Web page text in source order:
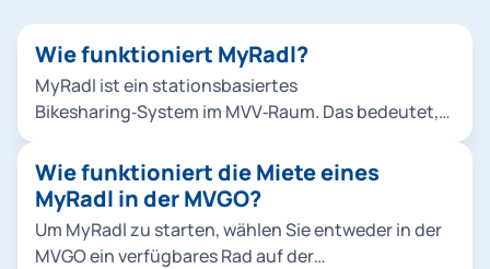
Wie funktioniert MyRadl?
MyRadl ist ein stationsbasiertes
Bikesharing‑System im MVV‑Raum. Das bedeutet,
Abstellflächen möglich. Diese werden Ihnen in der
MVGO als Parkfläche angezeigt. Ausleihe,
Rückgabe und Abrechnung erfolgen vollständig
digital über die MVGO.
Wie funktioniert die Miete eines
MyRadl in der MVGO?
Um MyRadl zu starten, wählen Sie entweder in der
MVGO ein verfügbares Rad auf der